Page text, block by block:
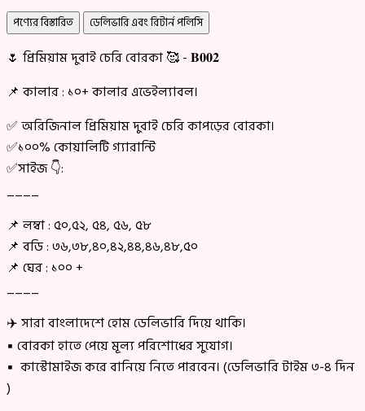
পণ্যের বিস্তারিত ডেলিভারি এবং রিটার্ন পলিসি
🌷 প্রিমিয়াম দুবাই চেরি বোরকা 🥰 - 𝐁𝟎𝟎𝟐
📌 কালার : ১০+ কালার এভেইল্যাবল।
✅ অরিজিনাল প্রিমিয়াম দুবাই চেরি কাপড়ের বোরকা।
✅১০০% কোয়ালিটি গ্যারান্টি
✅সাইজ 👇:
____
📌 লম্বা : ৫০,৫২, ৫৪, ৫৬, ৫৮
📌 বডি : ৩৬,৩৮,৪০,৪২,৪৪,৪৬,৪৮,৫০
📌 ঘের : ১০০ +
____
✈️ সারা বাংলাদেশে হোম ডেলিভারি দিয়ে থাকি।
▪ বোরকা হাতে পেয়ে মূল্য পরিশোধের সুযোগ।
▪ কাস্টোমাইজ করে বানিয়ে নিতে পারবেন। (ডেলিভারি টাইম ৩-৪ দিন
)